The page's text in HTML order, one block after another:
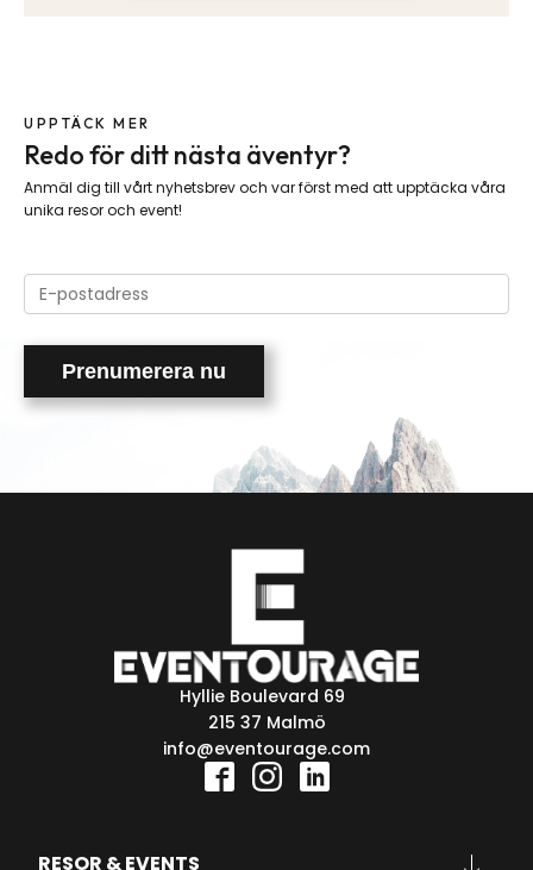
UPPTÄCK MER
Redo för ditt nästa äventyr?
Anmäl dig till vårt nyhetsbrev och var först med att upptäcka våra
unika resor och event!
Please
leave
Hyllie Boulevard 69
215 37 Malmö
info@eventourage.com
RESOR & EVENTS